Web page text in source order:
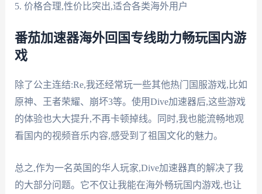
5. 价格合理,性价比突出,适合各类海外用户
番茄加速器海外回国专线助力畅玩国内游
戏
除了公主连结:Re,我还经常玩一些其他热门国服游戏,比如
原神、王者荣耀、崩坏3等。使用Dive加速器后,这些游戏
的体验也大大提升,不再卡顿掉线。同时,我也能流畅地观
看国内的视频音乐内容,感受到了祖国文化的魅力。
总之,作为一名英国的华人玩家,Dive加速器真的解决了我
的大部分问题。它不仅让我能在海外畅玩国内游戏,也让